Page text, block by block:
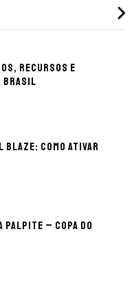
recursos e
Brasil
Blaze: como ativar
palpite – Copa do